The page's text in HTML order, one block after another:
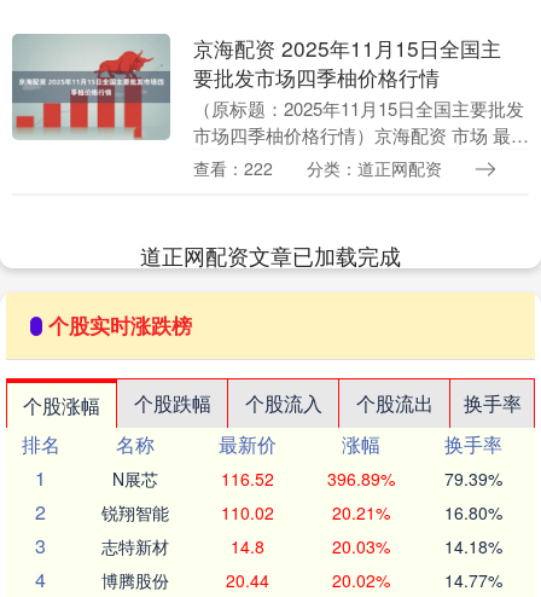
京海配资 2025年11月15日全国主
要批发市场四季柚价格行情
（原标题：2025年11月15日全国主要批发
市场四季柚价格行情）京海配资 市场 最高
价 最低价 大宗价 兰州国际高原夏菜副食
查看：222 分类：道正网配资
道正网配资文章已加载完成
个股实时涨跌榜
个股涨幅 个股跌幅 个股流入 个股流出
换手率
排名
名称 最新价 涨幅
换手率
1
N展芯 116.52 396.89% 79.39%
2 锐翔智能 110.02 20.21% 16.80%
3 志特新材 14.8 20.03% 14.18%
4 博腾股份 20.44 20.02% 14.77%